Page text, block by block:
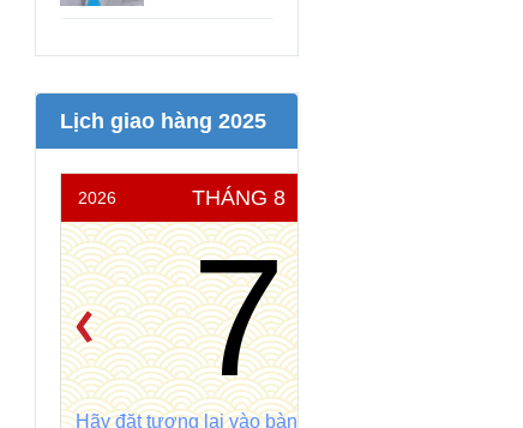
Lịch giao hàng 2025
2026 THÁNG 8
7
Hãy đặt tương lai vào bàn tay đáng tin